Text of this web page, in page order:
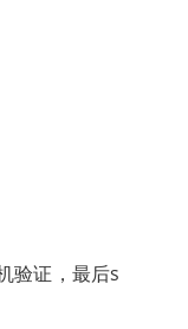
验证，最后s